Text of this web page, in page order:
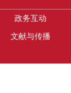
政务互动
文献与传播